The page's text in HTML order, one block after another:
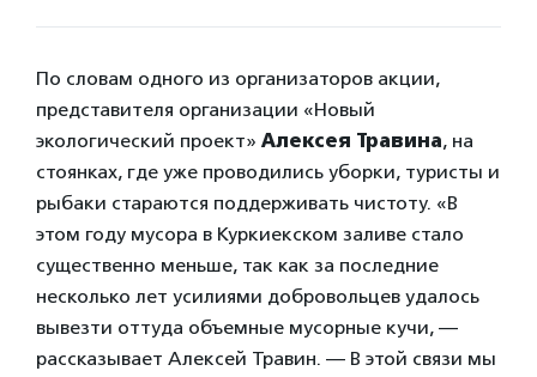
По словам одного из организаторов акции,
представителя организации «Новый
экологический проект» Алексея Травина, на
стоянках, где уже проводились уборки, туристы и
рыбаки стараются поддерживать чистоту. «В
этом году мусора в Куркиекском заливе стало
существенно меньше, так как за последние
несколько лет усилиями добровольцев удалось
вывезти оттуда объемные мусорные кучи, —
рассказывает Алексей Травин. — В этой связи мы